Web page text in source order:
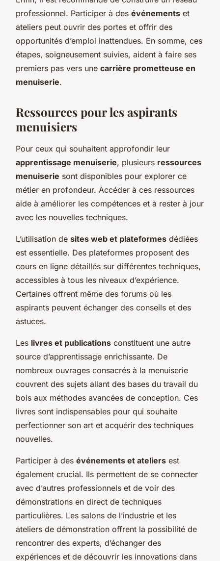
professionnel. Participer à des événements et
ateliers peut ouvrir des portes et offrir des
opportunités d’emploi inattendues. En somme, ces
étapes, soigneusement suivies, aident à faire ses
premiers pas vers une carrière prometteuse en
menuiserie.
Ressources pour les aspirants
menuisiers
Pour ceux qui souhaitent approfondir leur
apprentissage menuiserie, plusieurs ressources
menuiserie sont disponibles pour explorer ce
métier en profondeur. Accéder à ces ressources
aide à améliorer les compétences et à rester à jour
avec les nouvelles techniques.
L’utilisation de sites web et plateformes dédiées
est essentielle. Des plateformes proposent des
cours en ligne détaillés sur différentes techniques,
accessibles à tous les niveaux d’expérience.
Certaines offrent même des forums où les
aspirants peuvent échanger des conseils et des
astuces.
Les livres et publications constituent une autre
source d’apprentissage enrichissante. De
nombreux ouvrages consacrés à la menuiserie
couvrent des sujets allant des bases du travail du
bois aux méthodes avancées de conception. Ces
livres sont indispensables pour qui souhaite
perfectionner son art et acquérir des techniques
nouvelles.
Participer à des événements et ateliers est
également crucial. Ils permettent de se connecter
avec d’autres professionnels et de voir des
démonstrations en direct de techniques
particulières. Les salons de l’industrie et les
ateliers de démonstration offrent la possibilité de
rencontrer des experts, d’échanger des
expériences et de découvrir les innovations dans